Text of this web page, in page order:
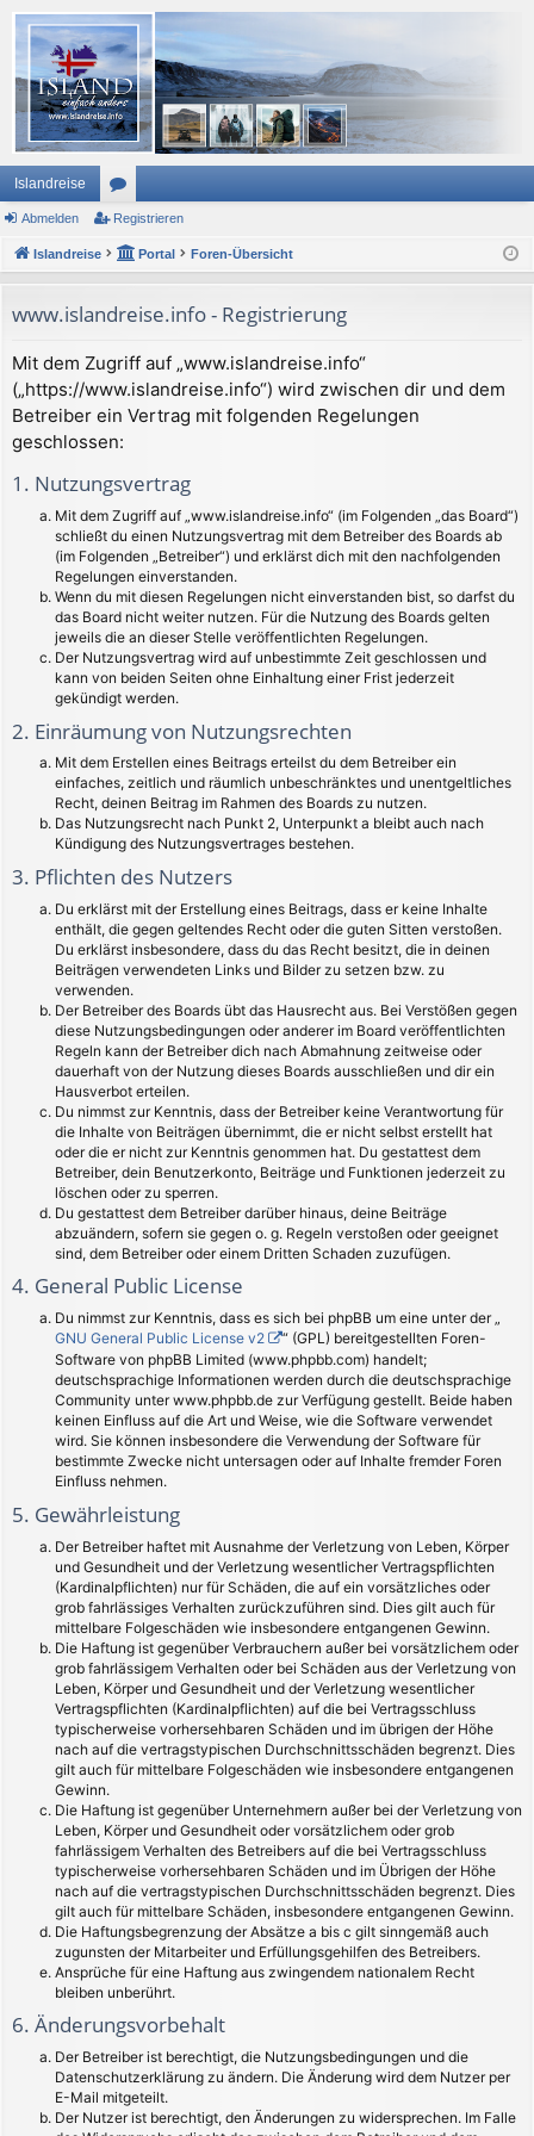
Islandreise
or
en
Abmelden Registrieren
Islandreise Portal Foren-Übersicht
www.islandreise.info - Registrierung
Mit dem Zugriff auf „www.islandreise.info“
(„https://www.islandreise.info“) wird zwischen dir und dem
Betreiber ein Vertrag mit folgenden Regelungen
geschlossen:
1. Nutzungsvertrag
Mit dem Zugriff auf „www.islandreise.info“ (im Folgenden „das Board“)
schließt du einen Nutzungsvertrag mit dem Betreiber des Boards ab
(im Folgenden „Betreiber“) und erklärst dich mit den nachfolgenden
Regelungen einverstanden.
Wenn du mit diesen Regelungen nicht einverstanden bist, so darfst du
das Board nicht weiter nutzen. Für die Nutzung des Boards gelten
jeweils die an dieser Stelle veröffentlichten Regelungen.
Der Nutzungsvertrag wird auf unbestimmte Zeit geschlossen und
kann von beiden Seiten ohne Einhaltung einer Frist jederzeit
gekündigt werden.
2. Einräumung von Nutzungsrechten
Mit dem Erstellen eines Beitrags erteilst du dem Betreiber ein
einfaches, zeitlich und räumlich unbeschränktes und unentgeltliches
Recht, deinen Beitrag im Rahmen des Boards zu nutzen.
Das Nutzungsrecht nach Punkt 2, Unterpunkt a bleibt auch nach
Kündigung des Nutzungsvertrages bestehen.
3. Pflichten des Nutzers
Du erklärst mit der Erstellung eines Beitrags, dass er keine Inhalte
enthält, die gegen geltendes Recht oder die guten Sitten verstoßen.
Du erklärst insbesondere, dass du das Recht besitzt, die in deinen
Beiträgen verwendeten Links und Bilder zu setzen bzw. zu
verwenden.
Der Betreiber des Boards übt das Hausrecht aus. Bei Verstößen gegen
diese Nutzungsbedingungen oder anderer im Board veröffentlichten
Regeln kann der Betreiber dich nach Abmahnung zeitweise oder
dauerhaft von der Nutzung dieses Boards ausschließen und dir ein
Hausverbot erteilen.
Du nimmst zur Kenntnis, dass der Betreiber keine Verantwortung für
die Inhalte von Beiträgen übernimmt, die er nicht selbst erstellt hat
oder die er nicht zur Kenntnis genommen hat. Du gestattest dem
Betreiber, dein Benutzerkonto, Beiträge und Funktionen jederzeit zu
löschen oder zu sperren.
Du gestattest dem Betreiber darüber hinaus, deine Beiträge
abzuändern, sofern sie gegen o. g. Regeln verstoßen oder geeignet
sind, dem Betreiber oder einem Dritten Schaden zuzufügen.
4. General Public License
Du nimmst zur Kenntnis, dass es sich bei phpBB um eine unter der „
GNU General Public License v2
“ (GPL) bereitgestellten Foren-
Software von phpBB Limited (www.phpbb.com) handelt;
deutschsprachige Informationen werden durch die deutschsprachige
Community unter www.phpbb.de zur Verfügung gestellt. Beide haben
keinen Einfluss auf die Art und Weise, wie die Software verwendet
wird. Sie können insbesondere die Verwendung der Software für
bestimmte Zwecke nicht untersagen oder auf Inhalte fremder Foren
Einfluss nehmen.
5. Gewährleistung
Der Betreiber haftet mit Ausnahme der Verletzung von Leben, Körper
und Gesundheit und der Verletzung wesentlicher Vertragspflichten
(Kardinalpflichten) nur für Schäden, die auf ein vorsätzliches oder
grob fahrlässiges Verhalten zurückzuführen sind. Dies gilt auch für
mittelbare Folgeschäden wie insbesondere entgangenen Gewinn.
Die Haftung ist gegenüber Verbrauchern außer bei vorsätzlichem oder
grob fahrlässigem Verhalten oder bei Schäden aus der Verletzung von
Leben, Körper und Gesundheit und der Verletzung wesentlicher
Vertragspflichten (Kardinalpflichten) auf die bei Vertragsschluss
typischerweise vorhersehbaren Schäden und im übrigen der Höhe
nach auf die vertragstypischen Durchschnittsschäden begrenzt. Dies
gilt auch für mittelbare Folgeschäden wie insbesondere entgangenen
Gewinn.
Die Haftung ist gegenüber Unternehmern außer bei der Verletzung von
Leben, Körper und Gesundheit oder vorsätzlichem oder grob
fahrlässigem Verhalten des Betreibers auf die bei Vertragsschluss
typischerweise vorhersehbaren Schäden und im Übrigen der Höhe
nach auf die vertragstypischen Durchschnittsschäden begrenzt. Dies
gilt auch für mittelbare Schäden, insbesondere entgangenen Gewinn.
Die Haftungsbegrenzung der Absätze a bis c gilt sinngemäß auch
zugunsten der Mitarbeiter und Erfüllungsgehilfen des Betreibers.
Ansprüche für eine Haftung aus zwingendem nationalem Recht
bleiben unberührt.
6. Änderungsvorbehalt
Der Betreiber ist berechtigt, die Nutzungsbedingungen und die
Datenschutzerklärung zu ändern. Die Änderung wird dem Nutzer per
E-Mail mitgeteilt.
Der Nutzer ist berechtigt, den Änderungen zu widersprechen. Im Falle